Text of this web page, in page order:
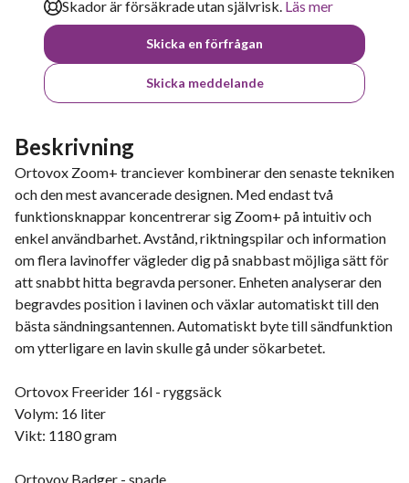
Skador är försäkrade utan självrisk. Läs mer
Skicka en förfrågan
Skicka meddelande
Beskrivning
Ortovox Zoom+ tranciever kombinerar den senaste tekniken
och den mest avancerade designen. Med endast två
funktionsknappar koncentrerar sig Zoom+ på intuitiv och
enkel användbarhet. Avstånd, riktningspilar och information
om flera lavinoffer vägleder dig på snabbast möjliga sätt för
att snabbt hitta begravda personer. Enheten analyserar den
begravdes position i lavinen och växlar automatiskt till den
bästa sändningsantennen. Automatiskt byte till sändfunktion
om ytterligare en lavin skulle gå under sökarbetet.
Ortovox Freerider 16l - ryggsäck
Volym: 16 liter
Vikt: 1180 gram
Ortovov Badger - spade